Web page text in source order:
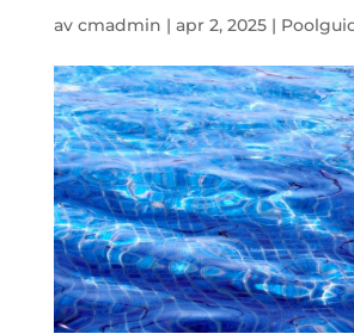
av cmadmin | apr 2, 2025|